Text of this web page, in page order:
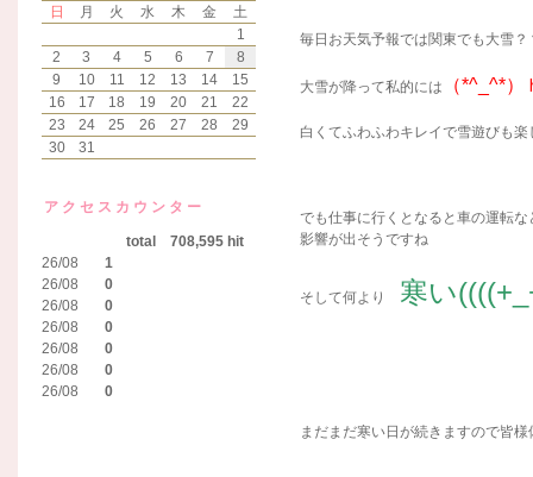
日
月 火 水 木 金
土
1
2
3 4 5 6 7
8
9
10 11 12 13 14
15
16
17 18 19 20 21
22
23
24 25 26 27 28
29
30
31
アクセスカウンター
total 708,595 hit
26/08
1
26/08
0
26/08
0
26/08
0
26/08
0
26/08
0
26/08
0
毎日お天気予報では関東でも大雪
大雪が降って私的には （*^_^*
白くてふわふわキレイで雪遊びも
でも仕事に行くとなると車の運転
影響が出そうですね
そして何より 寒い
まだまだ寒い日が続きますので皆